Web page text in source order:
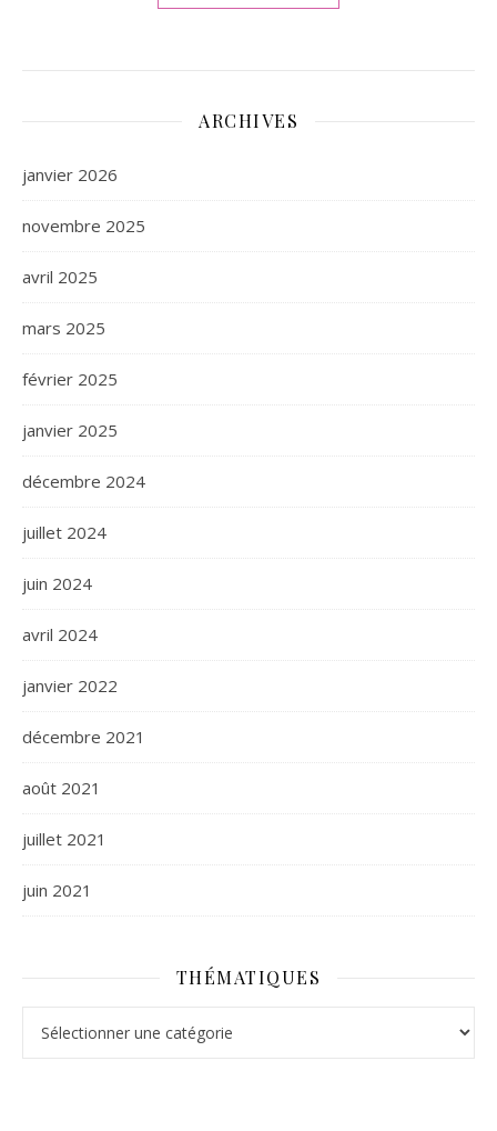
ARCHIVES
janvier 2026
novembre 2025
avril 2025
mars 2025
février 2025
janvier 2025
décembre 2024
juillet 2024
juin 2024
avril 2024
janvier 2022
décembre 2021
août 2021
juillet 2021
juin 2021
THÉMATIQUES